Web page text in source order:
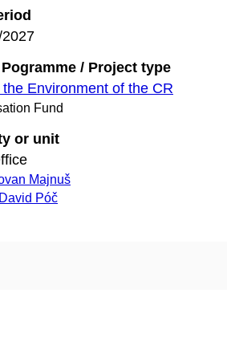
/ Project type
Environment of the CR
Fund
or unit
Majnuš
Póč